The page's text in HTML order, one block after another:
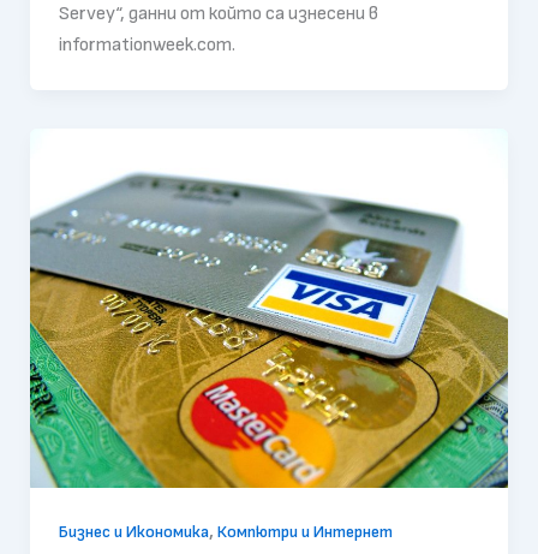
Servey“, данни от който са изнесени в
informationweek.com.
Бизнес и Икономика, Компютри и Интернет